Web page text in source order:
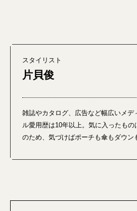
スタイリスト
片貝俊
雑誌やカタログ、広告など幅広いメデ
ル愛用歴は10年以上。気に入ったも
のため、気づけばポーチも傘もダウン